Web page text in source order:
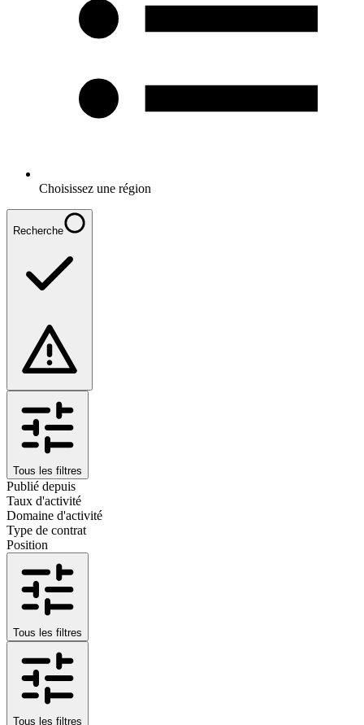
Choisissez une région
Recherche
Tous les filtres
Publié depuis
Taux d'activité
Domaine d'activité
Type de contrat
Position
Tous les filtres
Tous les filtres